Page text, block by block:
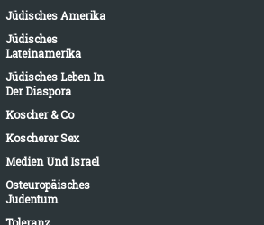
Jüdisches Amerika
Jüdisches
Lateinamerika
Jüdisches Leben In
Der Diaspora
Koscher & Co
Koscherer Sex
Medien Und Israel
Osteuropäisches
Judentum
Toleranz